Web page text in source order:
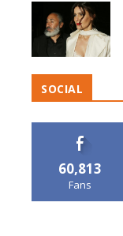
SOCIAL
60,813
Fans